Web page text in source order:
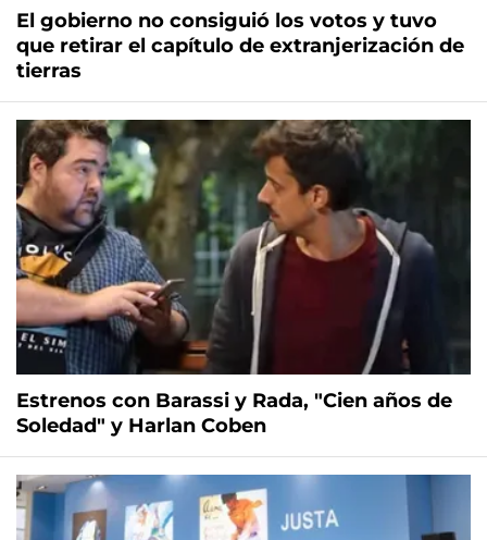
El gobierno no consiguió los votos y tuvo
que retirar el capítulo de extranjerización de
tierras
Estrenos con Barassi y Rada, "Cien años de
Soledad" y Harlan Coben